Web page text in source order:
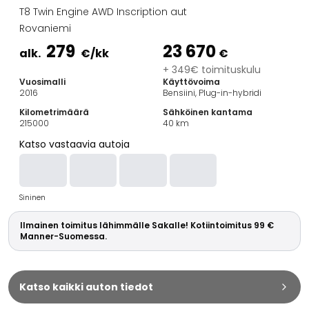
Farmariautot
Kaupunkiautot
Vetoautot
Hyötyajoneuvot
Huutokauppa-autot
Edulliset autot
Automerkit
BMW
Kia
Mercedes-Benz
Polestar
Skoda
Tesla
Toyota
Volkswagen
T8 Twin Engine AWD Inscription aut
Rovaniemi
alk. 279 €/kk 23 670 €
+ 349€ toimituskulu
Vuosimalli
2016
Käyttövoima
Bensiini, Plug-in-hybridi
Kilometrimäärä
215000
Sähköinen kantama
40 km
Katso vastaavia autoja
Sininen
Ilmainen toimitus lähimmälle Sakalle! Kotiintoimitus 99 €
Manner-Suomessa.
Katso kaikki auton tiedot